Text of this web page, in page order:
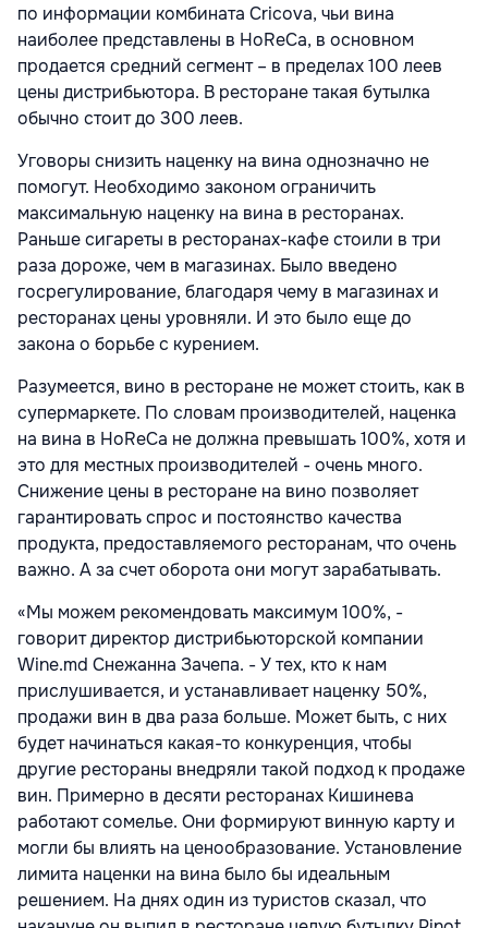
по информации комбината Cricova, чьи вина
наиболее представлены в HoReCa, в основном
продается средний сегмент – в пределах 100 леев
цены дистрибьютора. В ресторане такая бутылка
обычно стоит до 300 леев.
Уговоры снизить наценку на вина однозначно не
помогут. Необходимо законом ограничить
максимальную наценку на вина в ресторанах.
Раньше сигареты в ресторанах-кафе стоили в три
раза дороже, чем в магазинах. Было введено
госрегулирование, благодаря чему в магазинах и
ресторанах цены уровняли. И это было еще до
закона о борьбе с курением.
Разумеется, вино в ресторане не может стоить, как в
супермаркете. По словам производителей, наценка
на вина в HoReCa не должна превышать 100%, хотя и
это для местных производителей - очень много.
Снижение цены в ресторане на вино позволяет
гарантировать спрос и постоянство качества
продукта, предоставляемого ресторанам, что очень
важно. А за счет оборота они могут зарабатывать.
«Мы можем рекомендовать максимум 100%, -
говорит директор дистрибьюторской компании
Wine.md Снежанна Зачепа. - У тех, кто к нам
прислушивается, и устанавливает наценку 50%,
продажи вин в два раза больше. Может быть, с них
будет начинаться какая-то конкуренция, чтобы
другие рестораны внедряли такой подход к продаже
вин. Примерно в десяти ресторанах Кишинева
работают сомелье. Они формируют винную карту и
могли бы влиять на ценообразование. Установление
лимита наценки на вина было бы идеальным
решением. На днях один из туристов сказал, что